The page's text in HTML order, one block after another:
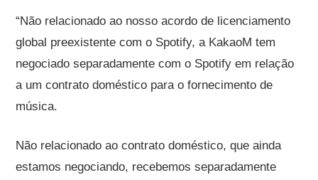
“Não relacionado ao nosso acordo de licenciamento
global preexistente com o Spotify, a KakaoM tem
negociado separadamente com o Spotify em relação
a um contrato doméstico para o fornecimento de
música.
Não relacionado ao contrato doméstico, que ainda
estamos negociando, recebemos separadamente